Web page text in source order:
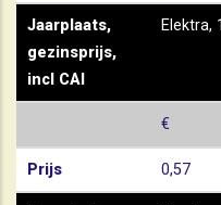
Jaarplaats,
gezinsprijs,
incl CAI
Elektra,
€
Prijs 0,57